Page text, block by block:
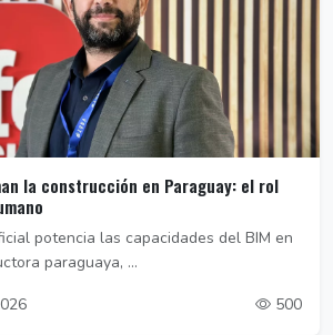
la construcción en Paraguay: el rol
potencia las capacidades del BIM en
paraguaya, ...
500